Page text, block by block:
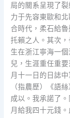
局的關系呈現了
力于先容東歐和
合時代，柔石給
托賴之人。其次
生在浙江寧海一
兒，生涯重任重
月十一日的日誌
（指農歷）《語
成以。我承諾了
月給我四十元錢